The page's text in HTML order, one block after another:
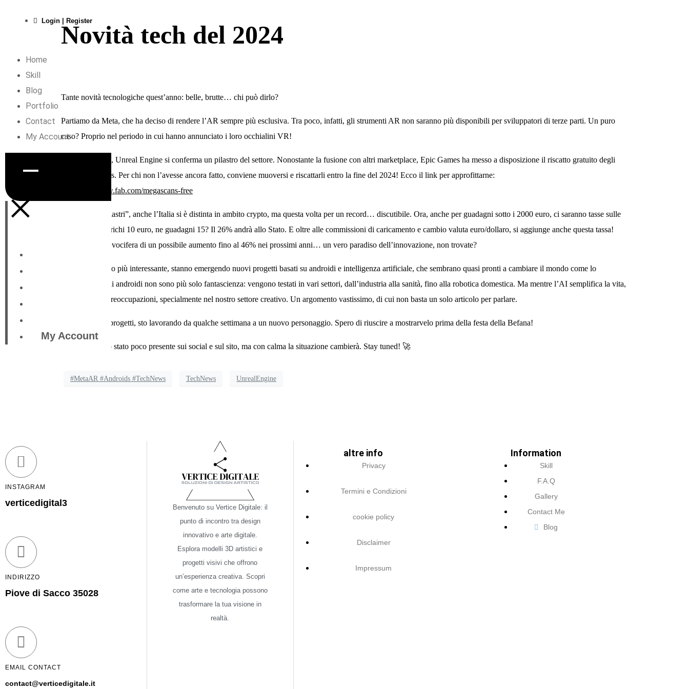
Home
Skill
Blog
Portfolio
Contact
My Account
×
My Account
Login | Register
Novità tech del 2024
Tante novità tecnologiche quest’anno: belle, brutte… chi può dirlo?
Partiamo da Meta, che ha deciso di rendere l’AR sempre più esclusiva. Tra poco, infatti, gli strumenti AR non saranno più disponibili per sviluppatori di terze parti. Un puro
caso? Proprio nel periodo in cui hanno annunciato i loro occhialini VR!
Fortunatamente, Unreal Engine si conferma un pilastro del settore. Nonostante la fusione con altri marketplace, Epic Games ha messo a disposizione il riscatto gratuito degli
asset Megascans. Per chi non l’avesse ancora fatto, conviene muoversi e riscattarli entro la fine del 2024! Ecco il link per approfittarne:
https://www.fab.com/megascans-free
Parlando di “pilastri”, anche l’Italia si è distinta in ambito crypto, ma questa volta per un record… discutibile. Ora, anche per guadagni sotto i 2000 euro, ci saranno tasse sulle
plusvalenze: carichi 10 euro, ne guadagni 15? Il 26% andrà allo Stato. E oltre alle commissioni di caricamento e cambio valuta euro/dollaro, si aggiunge anche questa tassa!
Il bello è che si vocifera di un possibile aumento fino al 46% nei prossimi anni… un vero paradiso dell’innovazione, non trovate?
A rendere il tutto più interessante, stanno emergendo nuovi progetti basati su androidi e intelligenza artificiale, che sembrano quasi pronti a cambiare il mondo come lo
conosciamo. Gli androidi non sono più solo fantascienza: vengono testati in vari settori, dall’industria alla sanità, fino alla robotica domestica. Ma mentre l’AI semplifica la vita,
solleva anche preoccupazioni, specialmente nel nostro settore creativo. Un argomento vastissimo, di cui non basta un solo articolo per parlare.
A proposito di progetti, sto lavorando da qualche settimana a un nuovo personaggio. Spero di riuscire a mostrarvelo prima della festa della Befana!
Scusate se sono stato poco presente sui social e sul sito, ma con calma la situazione cambierà. Stay tuned! 🚀
#MetaAR #Androids #TechNews TechNews UnrealEngine
INSTAGRAM
verticedigital3
INDIRIZZO
Piove di Sacco 35028
EMAIL CONTACT
contact@verticedigitale.it
Benvenuto su Vertice Digitale: il
punto di incontro tra design
innovativo e arte digitale.
Esplora modelli 3D artistici e
progetti visivi che offrono
un’esperienza creativa. Scopri
come arte e tecnologia possono
trasformare la tua visione in
realtà.
altre info
Privacy
Termini e Condizioni
cookie policy
Disclaimer
Impressum
Information
Skill
F.A.Q
Gallery
Contact Me
Blog